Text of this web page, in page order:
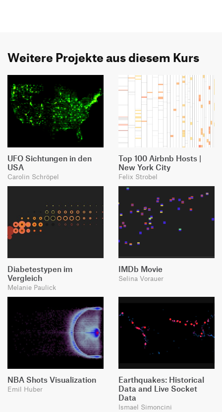
Weitere Projekte aus diesem Kurs
UFO Sichtungen in den
USA
Carolin Schröpel
Top 100 Airbnb Hosts |
New York City
Felix Strobel
Diabetestypen im
Vergleich
Melanie Paulick
IMDb Movie
Selina Vorauer
NBA Shots Visualization
Emil Huber
Earthquakes: Historical
Data and Live Socket
Data
Ismael Simoncini